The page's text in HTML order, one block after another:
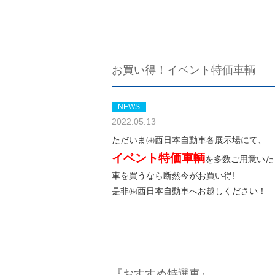
お買い得！イベント特価車輌
NEWS
2022.05.13
ただいま㈱西日本自動車各展示場にて、
イベント特価車輌を多数ご用意い
車を買うなら断然今がお買い得!
是非㈱西日本自動車へお越しください！